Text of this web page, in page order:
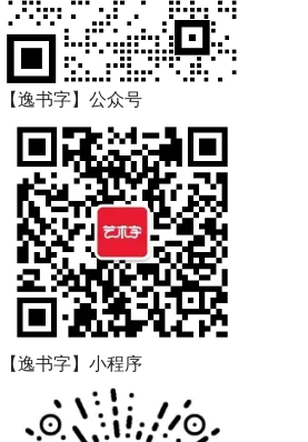
【逸书字】公众号
【逸书字】小程序